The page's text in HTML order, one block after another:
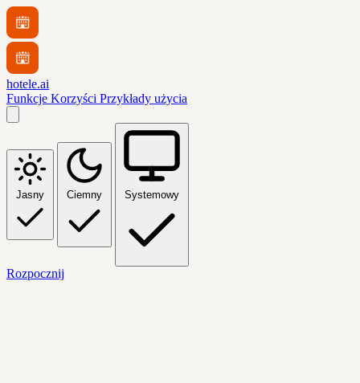
hotele.ai
Funkcje Korzyści Przykłady użycia
Jasny Ciemny Systemowy
Rozpocznij